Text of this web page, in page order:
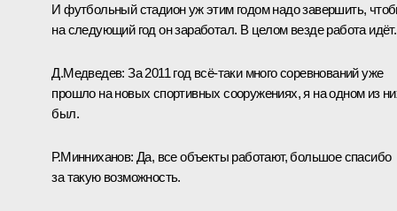
И футбольный стадион уж этим годом надо завершить,
на следующий год он заработал. В целом везде работа идёт.
Д.Медведев: За 2011 год всё‑таки много соревнований уже
прошло на новых спортивных сооружениях, я на одном из
был.
Р.Минниханов: Да, все объекты работают, большое спасибо
за такую возможность.